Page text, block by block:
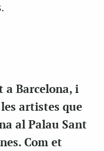
a Barcelona, i
artistes que
al Palau Sant
Com et